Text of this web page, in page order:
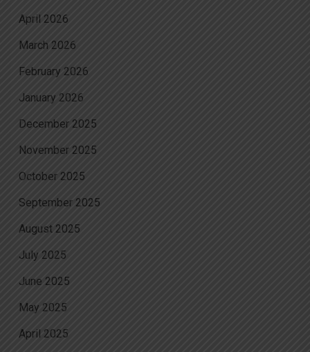
April 2026
March 2026
February 2026
January 2026
December 2025
November 2025
October 2025
September 2025
August 2025
July 2025
June 2025
May 2025
April 2025